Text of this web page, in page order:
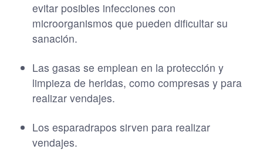
evitar posibles infecciones con
microorganismos que pueden dificultar su
sanación.
Las gasas se emplean en la protección y
limpieza de heridas, como compresas y para
realizar vendajes.
Los esparadrapos sirven para realizar
vendajes.